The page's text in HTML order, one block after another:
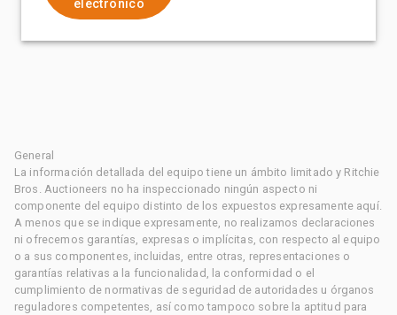
electrónico
General
La información detallada del equipo tiene un ámbito limitado y Ritchie
Bros. Auctioneers no ha inspeccionado ningún aspecto ni
componente del equipo distinto de los expuestos expresamente aquí.
A menos que se indique expresamente, no realizamos declaraciones
ni ofrecemos garantías, expresas o implícitas, con respecto al equipo
o a sus componentes, incluidas, entre otras, representaciones o
garantías relativas a la funcionalidad, la conformidad o el
cumplimiento de normativas de seguridad de autoridades u órganos
reguladores competentes, así como tampoco sobre la aptitud para